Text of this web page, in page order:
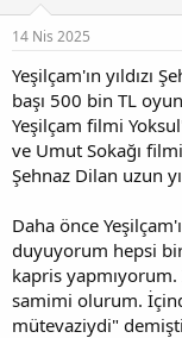
u
b
a
ş
l
a
t
a
ç
t
a
r
i
h
14 Nis 2025
Yeşilçam'ın yıldızı
başı 500 bin TL
Yeşilçam filmi
ve Umut Sokağı
Şehnaz Dilan uzun
Daha önce
duyuyorum hepsi
kapris
samimi olurum.
mütevaziydi"